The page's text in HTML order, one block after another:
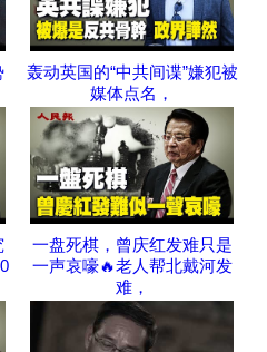
轰动英国的“中共间谍”嫌犯被
媒体点名，
一盘死棋，曾庆红发难只是
一声哀嚎🔥老人帮北戴河发
难，